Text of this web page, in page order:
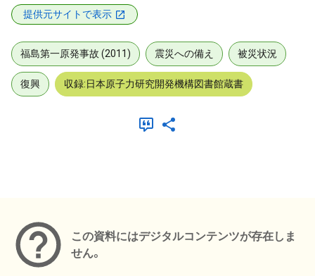
提供元サイトで表示
福島第一原発事故 (2011) 震災への備え 被災状況
復興 収録:日本原子力研究開発機構図書館蔵書
この資料にはデジタルコンテンツが存在しま
せん。